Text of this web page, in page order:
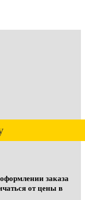
заказа
от цены в